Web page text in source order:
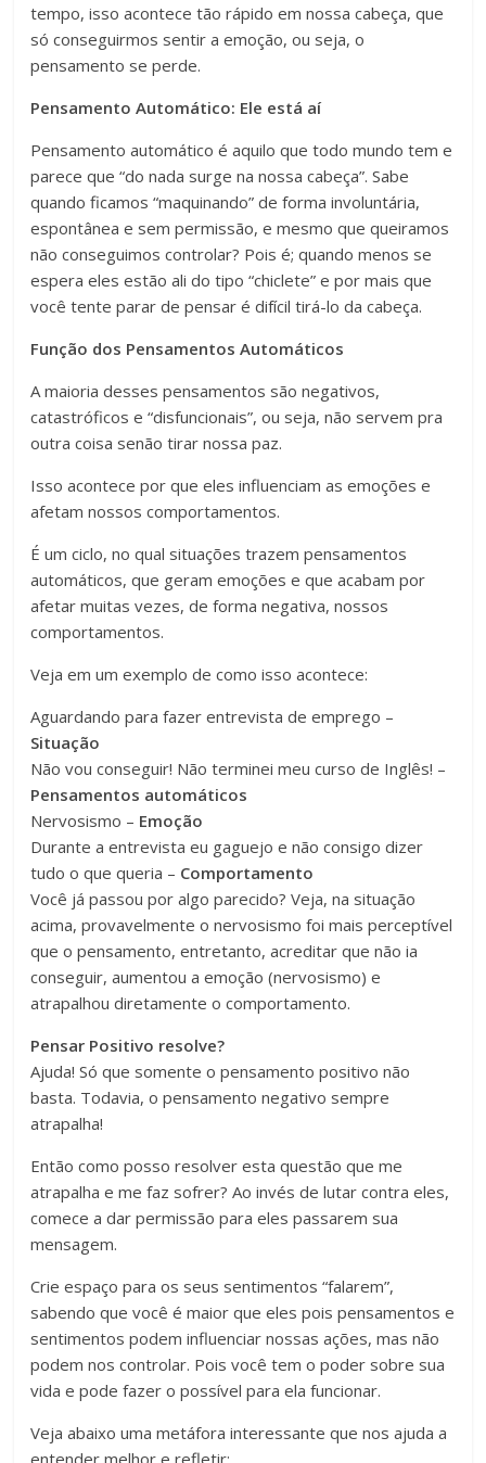
tempo, isso acontece tão rápido em nossa cabeça, que
só conseguirmos sentir a emoção, ou seja, o
pensamento se perde.
Pensamento Automático: Ele está aí
Pensamento automático é aquilo que todo mundo tem e
parece que “do nada surge na nossa cabeça”. Sabe
quando ficamos “maquinando” de forma involuntária,
espontânea e sem permissão, e mesmo que queiramos
não conseguimos controlar? Pois é; quando menos se
espera eles estão ali do tipo “chiclete” e por mais que
você tente parar de pensar é difícil tirá-lo da cabeça.
Função dos Pensamentos Automáticos
A maioria desses pensamentos são negativos,
catastróficos e “disfuncionais”, ou seja, não servem pra
outra coisa senão tirar nossa paz.
Isso acontece por que eles influenciam as emoções e
afetam nossos comportamentos.
É um ciclo, no qual situações trazem pensamentos
automáticos, que geram emoções e que acabam por
afetar muitas vezes, de forma negativa, nossos
comportamentos.
Veja em um exemplo de como isso acontece:
Aguardando para fazer entrevista de emprego –
Situação
Não vou conseguir! Não terminei meu curso de Inglês! –
Pensamentos automáticos
Nervosismo – Emoção
Durante a entrevista eu gaguejo e não consigo dizer
tudo o que queria – Comportamento
Você já passou por algo parecido? Veja, na situação
acima, provavelmente o nervosismo foi mais perceptível
que o pensamento, entretanto, acreditar que não ia
conseguir, aumentou a emoção (nervosismo) e
atrapalhou diretamente o comportamento.
Pensar Positivo resolve?
Ajuda! Só que somente o pensamento positivo não
basta. Todavia, o pensamento negativo sempre
atrapalha!
Então como posso resolver esta questão que me
atrapalha e me faz sofrer? Ao invés de lutar contra eles,
comece a dar permissão para eles passarem sua
mensagem.
Crie espaço para os seus sentimentos “falarem”,
sabendo que você é maior que eles pois pensamentos e
sentimentos podem influenciar nossas ações, mas não
podem nos controlar. Pois você tem o poder sobre sua
vida e pode fazer o possível para ela funcionar.
Veja abaixo uma metáfora interessante que nos ajuda a
entender melhor e refletir: